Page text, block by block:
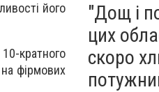
його
кратного
фірмових
миті:
Вчора
"Дощ і
цих
скоро